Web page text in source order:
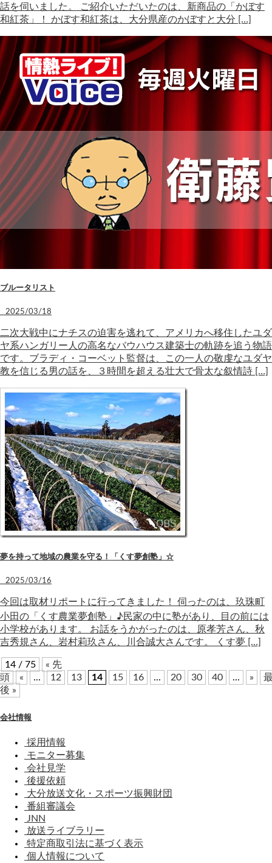
話を伺いました。 ご紹介いただいたのは、新商品の「かぼす
和紅茶」！ かぼす和紅茶は、大分県産のかぼすと大分 […]
ブルータリスト
2025/03/18
二次大戦中にナチスの迫害を逃れて、アメリカへ移住したユダ
ヤ系ハンガリー人の高名なバウハウス建築士の軌跡を追う物語
です。ブラディ・コーベット監督は、この一人の敬虔なユダヤ
教を信じる男の話を、３時間を超える壮大で骨太な叙情詩 […]
夢を持って地域の農業を守る！「くす夢創塾」☆
2025/03/16
今回は取材リポートに行ってきました！ 伺ったのは、玖珠町
小田の「くす農業夢創塾」♪民家の中に塾があり、目の前には
小学校があります。 お話をうかがったのは、原孝芳さん、秋
吉秀規さん、岩村莉玖さん、川合誠大さんです。 くす夢 […]
14 / 75
« 先
頭
« ... 12 13 14 15 16 ... 20 30 40 ... »
後 »
会社情報
採用情報
モニター募集
会社見学
後援依頼
大分放送文化・スポーツ振興財団
番組審議会
JNN
放送ライブラリー
特定商取引法に基づく表示
個人情報について